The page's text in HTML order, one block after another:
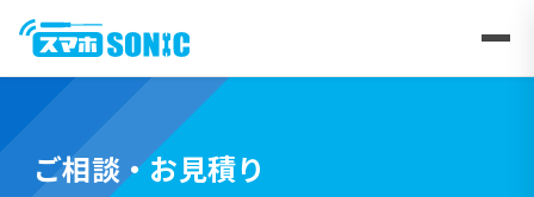
ご相談・お見積り